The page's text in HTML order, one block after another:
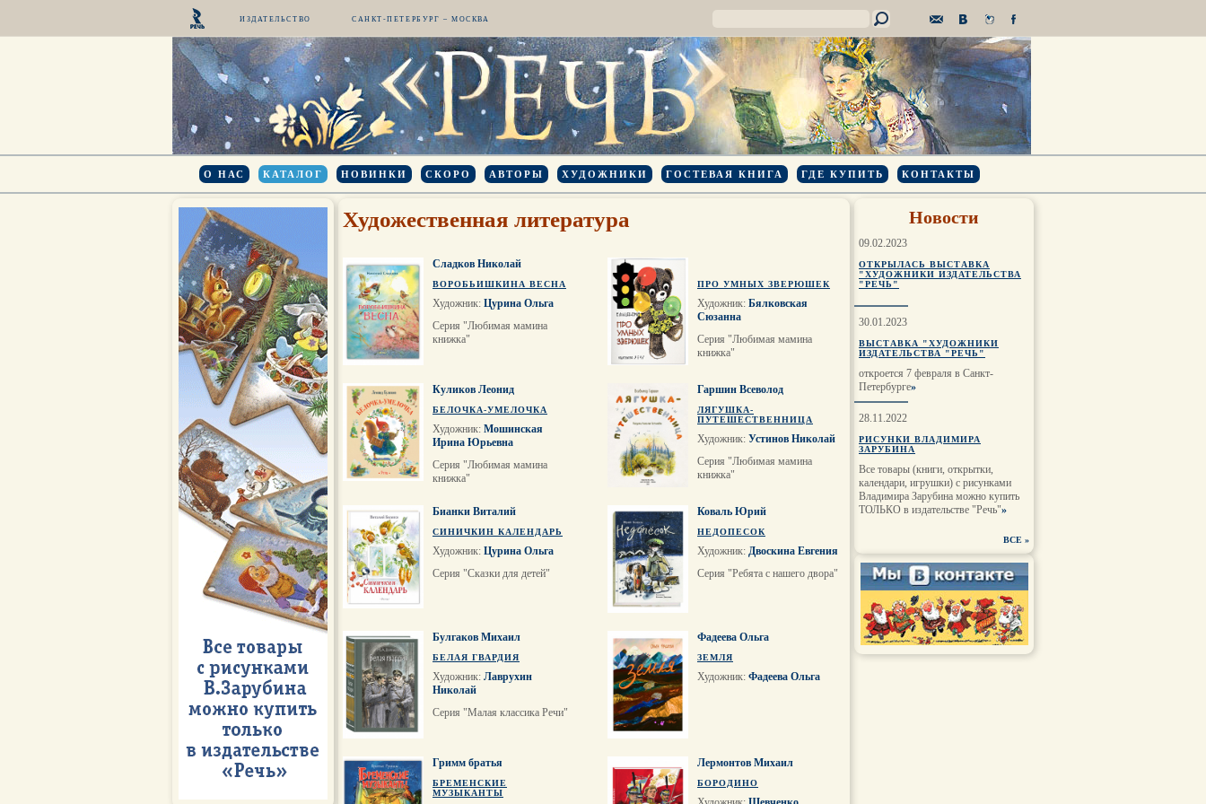
ИЗДАТЕЛЬСТВО САНКТ-ПЕТЕРБУРГ – МОСКВА
О НАС КАТАЛОГ НОВИНКИ СКОРО АВТОРЫ ХУДОЖНИКИ ГОСТЕВАЯ КНИГА ГДЕ КУПИТЬ КОНТАКТЫ
Художественная литература
Сладков Николай
ВОРОБЬИШКИНА ВЕСНА
Художник: Цурина Ольга
Серия "Любимая мамина
книжка"
ПРО УМНЫХ ЗВЕРЮШЕК
Художник: Бялковская
Сюзанна
Серия "Любимая мамина
книжка"
Куликов Леонид
БЕЛОЧКА-УМЕЛОЧКА
Художник: Мошинская
Ирина Юрьевна
Серия "Любимая мамина
книжка"
Гаршин Всеволод
ЛЯГУШКА-
ПУТЕШЕСТВЕННИЦА
Художник: Устинов Николай
Серия "Любимая мамина
книжка"
Бианки Виталий
СИНИЧКИН КАЛЕНДАРЬ
Художник: Цурина Ольга
Серия "Сказки для детей"
Коваль Юрий
НЕДОПЕСОК
Художник: Двоскина Евгения
Серия "Ребята с нашего двора"
Булгаков Михаил
БЕЛАЯ ГВАРДИЯ
Художник: Лаврухин
Николай
Серия "Малая классика Речи"
Фадеева Ольга
ЗЕМЛЯ
Художник: Фадеева Ольга
Гримм братья
БРЕМЕНСКИЕ
МУЗЫКАНТЫ
Лермонтов Михаил
БОРОДИНО
Новости
09.02.2023
ОТКРЫЛАСЬ ВЫСТАВКА
"ХУДОЖНИКИ ИЗДАТЕЛЬСТВА
"РЕЧЬ"
30.01.2023
ВЫСТАВКА "ХУДОЖНИКИ
ИЗДАТЕЛЬСТВА "РЕЧЬ"
откроется 7 февраля в Санкт-
Петербурге»
28.11.2022
РИСУНКИ ВЛАДИМИРА
ЗАРУБИНА
Все товары (книги, открытки,
календари, игрушки) с рисунками
Владимира Зарубина можно купить
ТОЛЬКО в издательстве "Речь"»
ВСЕ »